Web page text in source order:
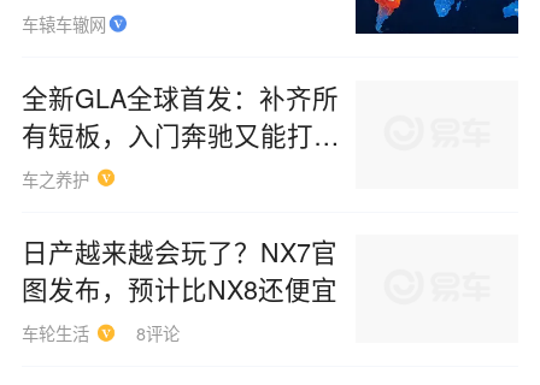
车辕车辙网
全新GLA全球首发：补齐所
有短板，入门奔驰又能打
了？
车之养护
日产越来越会玩了？NX7官
图发布，预计比NX8还便宜
车轮生活 8评论